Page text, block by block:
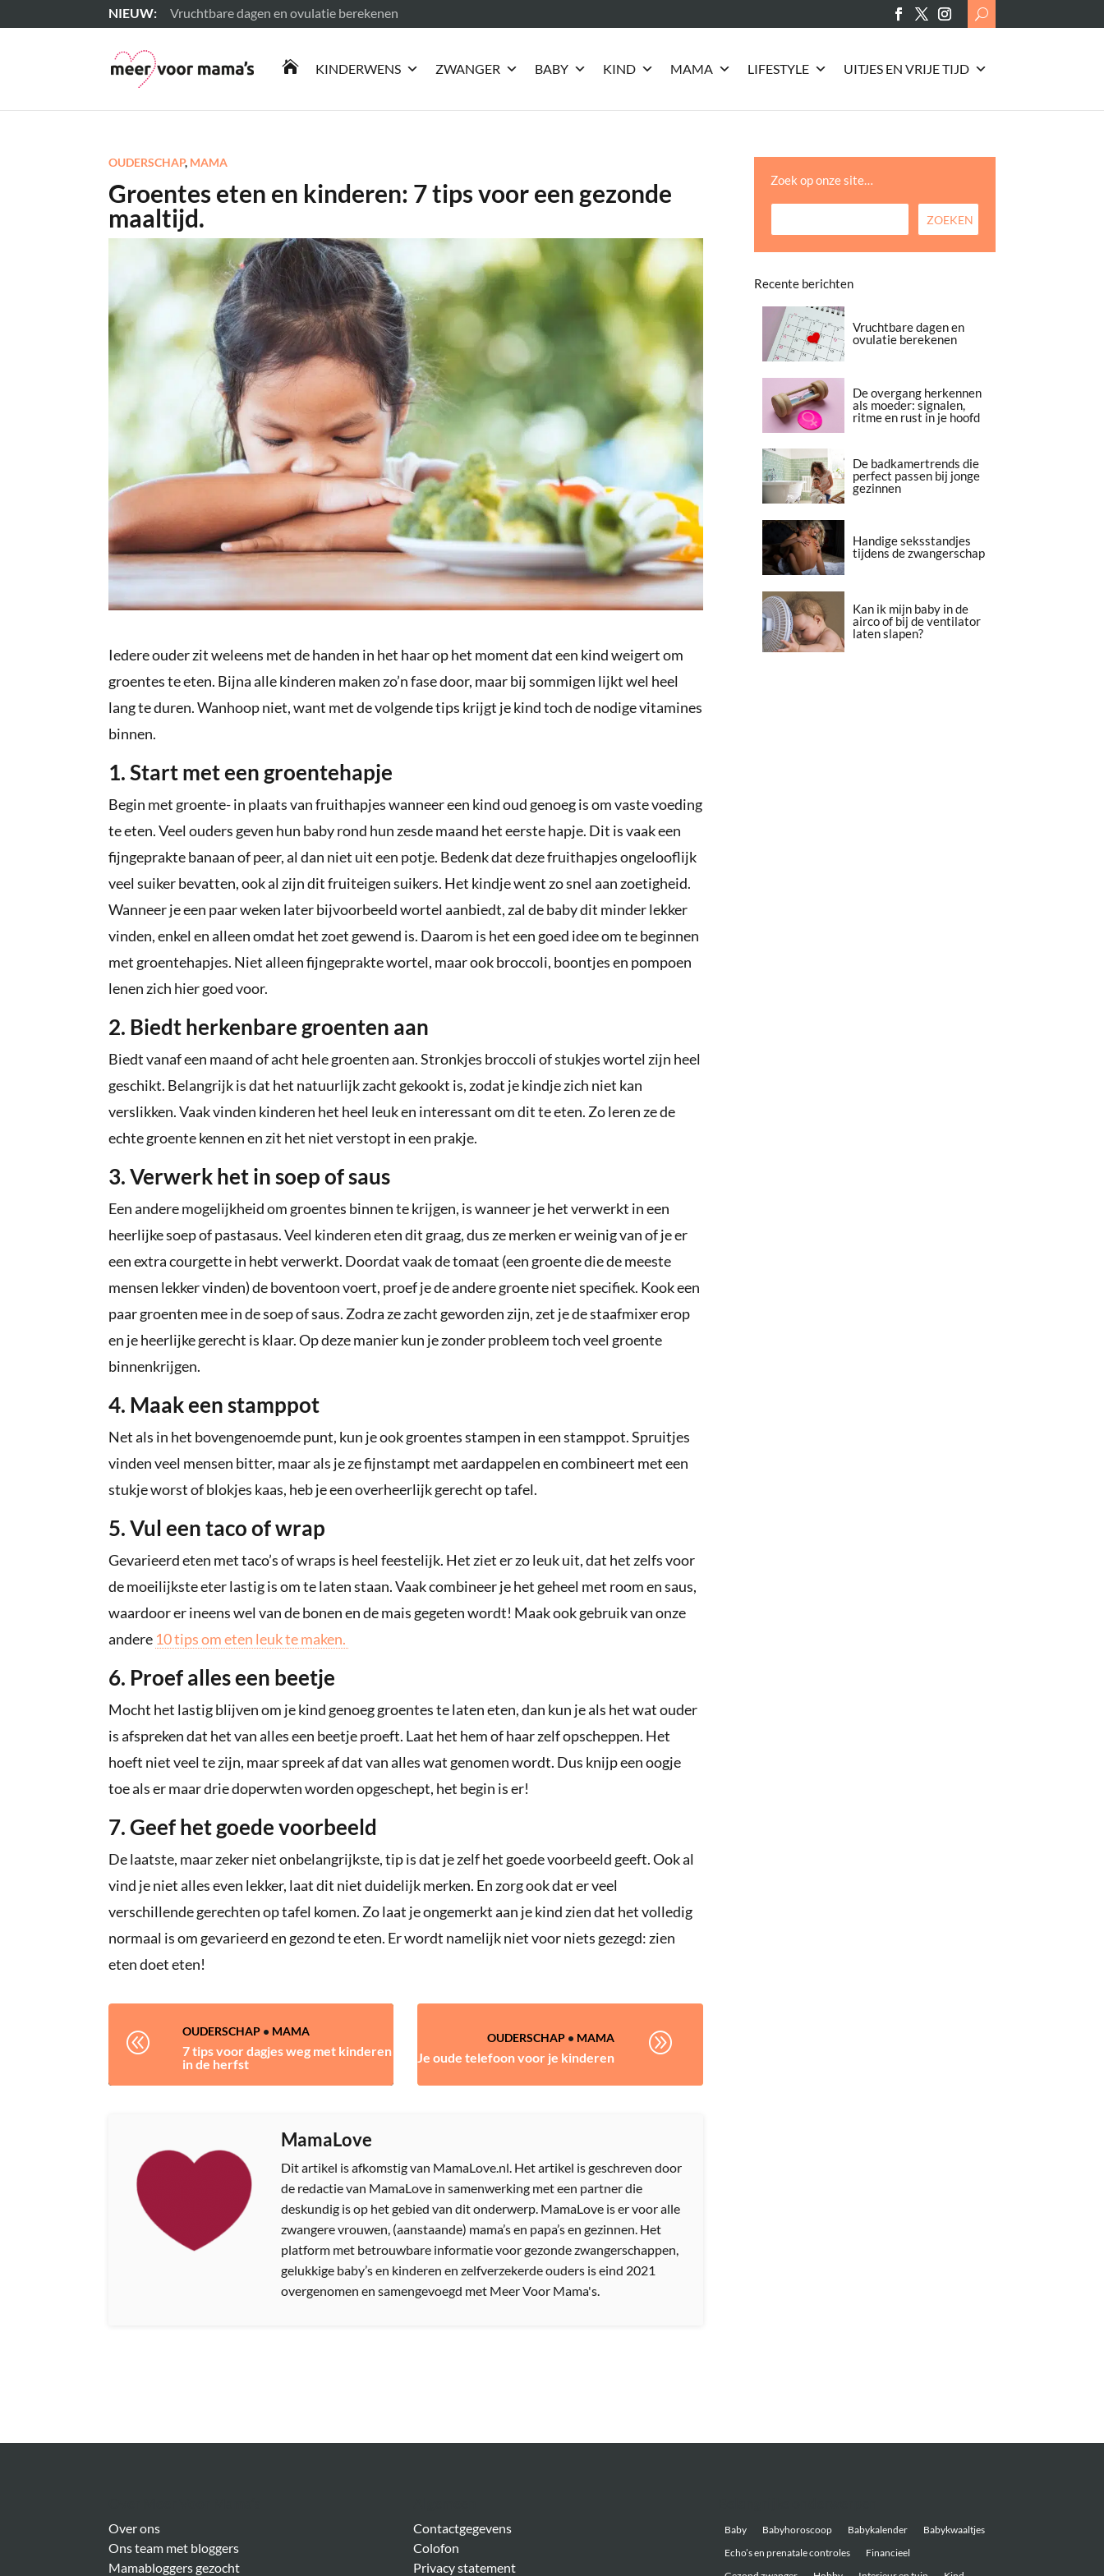
Vruchtbare dagen en ovulatie berekenen
Lees meer
Search
for:
 KINDERWENS ZWANGER BABY KIND MAMA LIFESTYLE UITJES EN VRIJE TIJD
OUDERSCHAP, MAMA
Groentes eten en kinderen: 7 tips voor een gezonde
maaltijd.
Iedere ouder zit weleens met de handen in het haar op het moment dat een kind weigert om
groentes te eten. Bijna alle kinderen maken zo’n fase door, maar bij sommigen lijkt wel heel
lang te duren. Wanhoop niet, want met de volgende tips krijgt je kind toch de nodige vitamines
binnen.
1. Start met een groentehapje
Begin met groente- in plaats van fruithapjes wanneer een kind oud genoeg is om vaste voeding
te eten. Veel ouders geven hun baby rond hun zesde maand het eerste hapje. Dit is vaak een
fijngeprakte banaan of peer, al dan niet uit een potje. Bedenk dat deze fruithapjes ongelooflijk
veel suiker bevatten, ook al zijn dit fruiteigen suikers. Het kindje went zo snel aan zoetigheid.
Wanneer je een paar weken later bijvoorbeeld wortel aanbiedt, zal de baby dit minder lekker
vinden, enkel en alleen omdat het zoet gewend is. Daarom is het een goed idee om te beginnen
met groentehapjes. Niet alleen fijngeprakte wortel, maar ook broccoli, boontjes en pompoen
lenen zich hier goed voor.
2. Biedt herkenbare groenten aan
Biedt vanaf een maand of acht hele groenten aan. Stronkjes broccoli of stukjes wortel zijn heel
geschikt. Belangrijk is dat het natuurlijk zacht gekookt is, zodat je kindje zich niet kan
verslikken. Vaak vinden kinderen het heel leuk en interessant om dit te eten. Zo leren ze de
echte groente kennen en zit het niet verstopt in een prakje.
3. Verwerk het in soep of saus
Een andere mogelijkheid om groentes binnen te krijgen, is wanneer je het verwerkt in een
heerlijke soep of pastasaus. Veel kinderen eten dit graag, dus ze merken er weinig van of je er
een extra courgette in hebt verwerkt. Doordat vaak de tomaat (een groente die de meeste
mensen lekker vinden) de boventoon voert, proef je de andere groente niet specifiek. Kook een
paar groenten mee in de soep of saus. Zodra ze zacht geworden zijn, zet je de staafmixer erop
en je heerlijke gerecht is klaar. Op deze manier kun je zonder probleem toch veel groente
binnenkrijgen.
4. Maak een stamppot
Net als in het bovengenoemde punt, kun je ook groentes stampen in een stamppot. Spruitjes
vinden veel mensen bitter, maar als je ze fijnstampt met aardappelen en combineert met een
stukje worst of blokjes kaas, heb je een overheerlijk gerecht op tafel.
5. Vul een taco of wrap
Gevarieerd eten met taco’s of wraps is heel feestelijk. Het ziet er zo leuk uit, dat het zelfs voor
de moeilijkste eter lastig is om te laten staan. Vaak combineer je het geheel met room en saus,
waardoor er ineens wel van de bonen en de mais gegeten wordt! Maak ook gebruik van onze
andere 10 tips om eten leuk te maken.
6. Proef alles een beetje
Mocht het lastig blijven om je kind genoeg groentes te laten eten, dan kun je als het wat ouder
is afspreken dat het van alles een beetje proeft. Laat het hem of haar zelf opscheppen. Het
hoeft niet veel te zijn, maar spreek af dat van alles wat genomen wordt. Dus knijp een oogje
toe als er maar drie doperwten worden opgeschept, het begin is er!
7. Geef het goede voorbeeld
De laatste, maar zeker niet onbelangrijkste, tip is dat je zelf het goede voorbeeld geeft. Ook al
vind je niet alles even lekker, laat dit niet duidelijk merken. En zorg ook dat er veel
verschillende gerechten op tafel komen. Zo laat je ongemerkt aan je kind zien dat het volledig
normaal is om gevarieerd en gezond te eten. Er wordt namelijk niet voor niets gezegd: zien
eten doet eten!
@ OUDERSCHAP • MAMA
7 tips voor dagjes weg met kinderen
in de herfst
OUDERSCHAP • MAMA
Je oude telefoon voor je kinderen
A
MamaLove
Dit artikel is afkomstig van MamaLove.nl. Het artikel is geschreven door
de redactie van MamaLove in samenwerking met een partner die
deskundig is op het gebied van dit onderwerp. MamaLove is er voor alle
zwangere vrouwen, (aanstaande) mama’s en papa’s en gezinnen. Het
platform met betrouwbare informatie voor gezonde zwangerschappen,
gelukkige baby’s en kinderen en zelfverzekerde ouders is eind 2021
overgenomen en samengevoegd met Meer Voor Mama's.
Zoek op onze site…
Recente berichten
Vruchtbare dagen en
ovulatie berekenen
De overgang herkennen
als moeder: signalen,
ritme en rust in je hoofd
De badkamertrends die
perfect passen bij jonge
gezinnen
Handige seksstandjes
tijdens de zwangerschap
Kan ik mijn baby in de
airco of bij de ventilator
laten slapen?
Over ons
Ons team met bloggers
Mamabloggers gezocht
Contactgegevens
Colofon
Privacy statement
Baby Babyhoroscoop Babykalender
Babykwaaltjes
Echo’s en prenatale controles
Financieel